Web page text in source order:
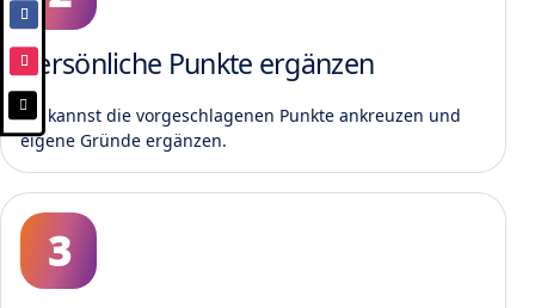
Persönliche Punkte ergänzen
Du kannst die vorgeschlagenen Punkte ankreuzen und
eigene Gründe ergänzen.
